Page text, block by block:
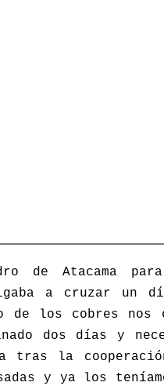
de Atacama
a cruzar un
de los cobres
dos días y
tras la
y ya los